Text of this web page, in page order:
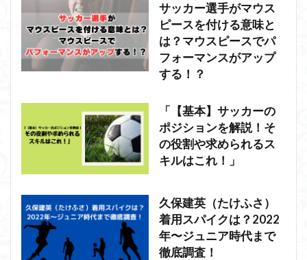
サッカー選手がマウス
ピースを付ける意味と
は？マウスピースでパ
フォーマンスがアップ
する！？
「【基本】サッカーの
ポジションを解説！そ
の役割や求められるス
キルはこれ！」
久保建英（たけふさ）
着用スパイクは？2022
年〜ジュニア時代まで
徹底調査！